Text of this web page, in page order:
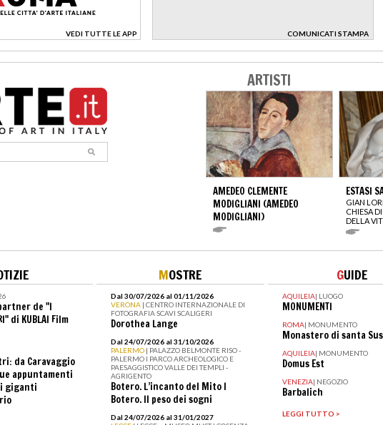
VEDI TUTTE LE APP
>
COMUNICATI STAMPA
>
ARTISTI
AMEDEO CLEMENTE
MODIGLIANI (AMEDEO
MODIGLIANI)
ESTASI
GIAN
CHIESA
DELLA
de "I
di KUBLAI Film
da Caravaggio
appuntamenti
i giganti
MOSTRE
Dal 30/07/2026 al 01/11/2026
VERONA | CENTRO INTERNAZIONALE DI
FOTOGRAFIA SCAVI SCALIGERI
Dorothea Lange
Dal 24/07/2026 al 31/10/2026
PALERMO | PALAZZO BELMONTE RISO -
PALERMO I PARCO ARCHEOLOGICO E
PAESAGGISTICO VALLE DEI TEMPLI -
AGRIGENTO
Botero. L’incanto del Mito I
Botero. Il peso dei sogni
Dal 24/07/2026 al 31/01/2027
GUIDE
AQUILEIA| LUOGO
MONUMENTI
ROMA| MONUMENTO
Monastero di santa
AQUILEIA| MONUMENTO
Domus Est
VENEZIA| NEGOZIO
Barbalich
LEGGI TUTTO >